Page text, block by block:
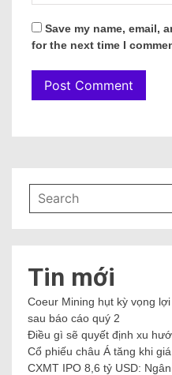
Save my name, email,
for the next time I
Tin mới
Coeur Mining hụt kỳ vọng
sau báo cáo quý 2
Điều gì sẽ quyết định xu
Cổ phiếu châu Á tăng khi
CXMT IPO 8,6 tỷ USD: